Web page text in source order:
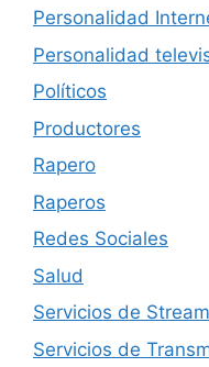
Personalidad
Personalidad
Políticos
Productores
Rapero
Raperos
Redes Sociales
Salud
Servicios de
Servicios de